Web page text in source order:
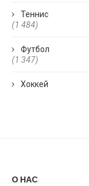
Теннис
(1 484)
Футбол
(1 347)
Хоккей
О НАС